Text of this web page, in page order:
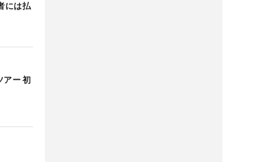
には払
アー 初